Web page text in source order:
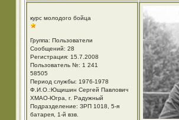
курс молодого бойца
Группа: Пользователи
Сообщений: 28
Регистрация: 15.7.2008
Пользователь №: 1 241
58505
Период службы: 1976-1978
Ф.И.О.:Ющишин Сергей Павлович
ХМАО-Югра, г. Радужный
Подразделение: ЗРП 1018, 5-я
батарея, 1-й взв.